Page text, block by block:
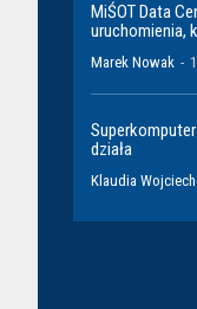
MiŚOT Data
uruchomienia,
Marek Nowak -
działa
Klaudia